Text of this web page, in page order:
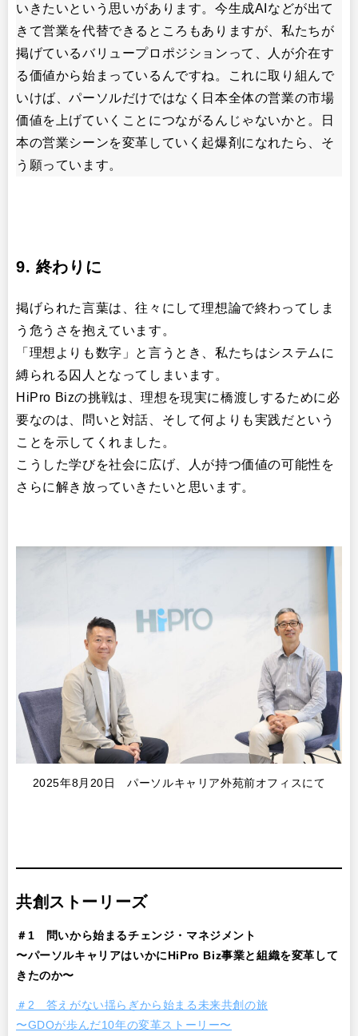
いきたいという思いがあります。今生成AIなどが出て
きて営業を代替できるところもありますが、私たちが
掲げているバリュープロポジションって、人が介在す
る価値から始まっているんですね。これに取り組んで
いけば、パーソルだけではなく日本全体の営業の市場
価値を上げていくことにつながるんじゃないかと。日
本の営業シーンを変革していく起爆剤になれたら、そ
う願っています。
9. 終わりに
掲げられた言葉は、往々にして理想論で終わってしま
う危うさを抱えています。
「理想よりも数字」と言うとき、私たちはシステムに
縛られる囚人となってしまいます。
HiPro Bizの挑戦は、理想を現実に橋渡しするために必
要なのは、問いと対話、そして何よりも実践だという
ことを示してくれました。
こうした学びを社会に広げ、人が持つ価値の可能性を
さらに解き放っていきたいと思います。
2025年8月20日 パーソルキャリア外苑前オフィスにて
共創ストーリーズ
＃1 問いから始まるチェンジ・マネジメント
〜パーソルキャリアはいかにHiPro Biz事業と組織を変革して
きたのか〜
＃2 答えがない揺らぎから始まる未来共創の旅
〜GDOが歩んだ10年の変革ストーリー〜